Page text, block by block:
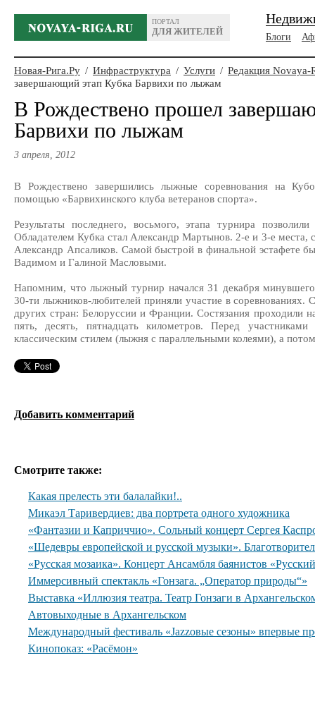
ПОРТАЛ
ДЛЯ ЖИТЕЛЕЙ
Блоги
Новая-Рига.Ру / Инфраструктура / Услуги / Редакция Novaya-
завершающий этап Кубка Барвихи по лыжам
В Рождествено прошел
Барвихи по лыжам
3 апреля, 2012
В Рождествено завершились лыжные соревнования на
помощью «Барвихинского клуба ветеранов спорта».
Результаты последнего, восьмого, этапа турнира
Обладателем Кубка стал Александр Мартынов. 2-е и 3-е места,
Александр Апсаликов. Самой быстрой в финальной эстафете
Вадимом и Галиной Масловыми.
Напомним, что лыжный турнир начался 31 декабря
30-ти лыжников-любителей приняли участие в соревнованиях.
других стран: Белоруссии и Франции. Состязания проходили
пять, десять, пятнадцать километров. Перед
классическим стилем (лыжня с параллельными колеями), а
Добавить комментарий
Смотрите также:
Какая прелесть эти балалайки!..
Микаэл Таривердиев: два портрета одного художника
«Фантазии и Каприччио». Сольный концерт Сергея
«Шедевры европейской и русской музыки».
«Русская мозаика». Концерт Ансамбля баянистов
Иммерсивный спектакль «Гонзага. „Оператор природы“»
Выставка «Иллюзия театра. Театр Гонзаги в
Автовыходные в Архангельском
Международный фестиваль «Jazzовые сезоны» впервые
Кинопоказ: «Расёмон»